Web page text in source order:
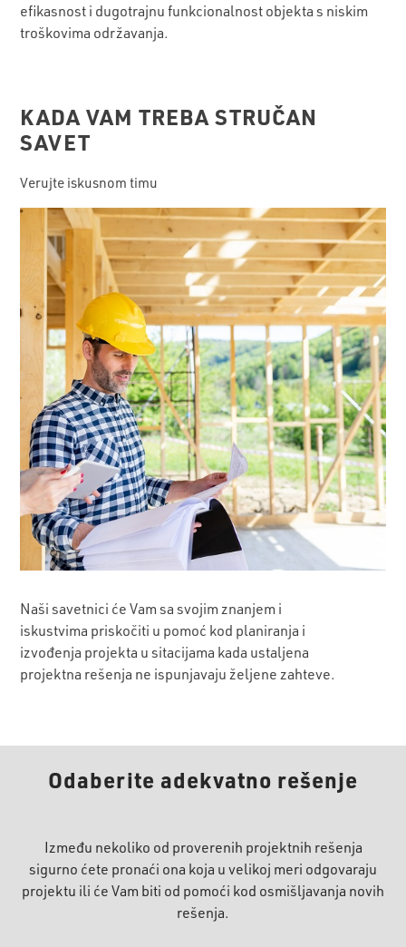
efikasnost i dugotrajnu funkcionalnost objekta s niskim
troškovima održavanja.
KADA VAM TREBA STRUČAN
SAVET
Verujte iskusnom timu
Naši savetnici će Vam sa svojim znanjem i
iskustvima priskočiti u pomoć kod planiranja i
izvođenja projekta u sitacijama kada ustaljena
projektna rešenja ne ispunjavaju željene zahteve.
Odaberite adekvatno rešenje
Između nekoliko od proverenih projektnih rešenja
sigurno ćete pronaći ona koja u velikoj meri odgovaraju
projektu ili će Vam biti od pomoći kod osmišljavanja novih
rešenja.